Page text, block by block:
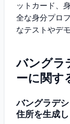
ットカード、
全な身分プロ
なテストやデ
バングラ
ーに関す
バングラデ
住所を生成